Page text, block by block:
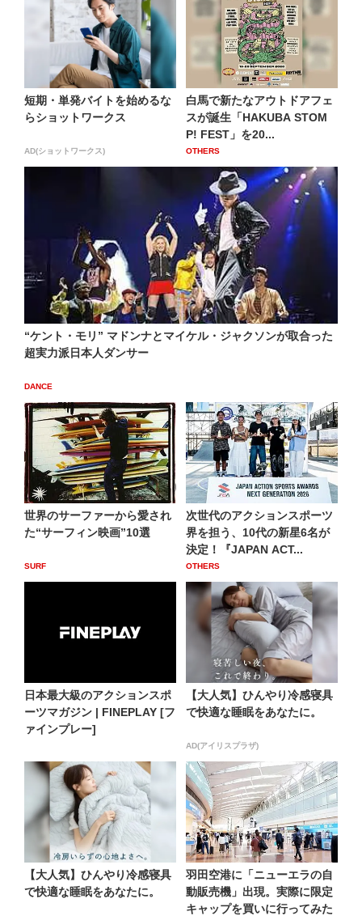
短期・単発バイトを始めるな
らショットワークス
AD(ショットワークス)
白馬で新たなアウトドアフェ
スが誕生「HAKUBA STOM
P! FEST」を20...
OTHERS
“ケント・モリ” マドンナとマイケル・ジャクソンが取合った
超実力派日本人ダンサー
DANCE
世界のサーファーから愛され
た“サーフィン映画”10選
SURF
次世代のアクションスポーツ
界を担う、10代の新星6名が
決定！『JAPAN ACT...
OTHERS
日本最大級のアクションスポ
ーツマガジン | FINEPLAY [フ
ァインプレー]
【大人気】ひんやり冷感寝具
で快適な睡眠をあなたに。
AD(アイリスプラザ)
【大人気】ひんやり冷感寝具
で快適な睡眠をあなたに。
羽田空港に「ニューエラの自
動販売機」出現。実際に限定
キャップを買いに行ってみた